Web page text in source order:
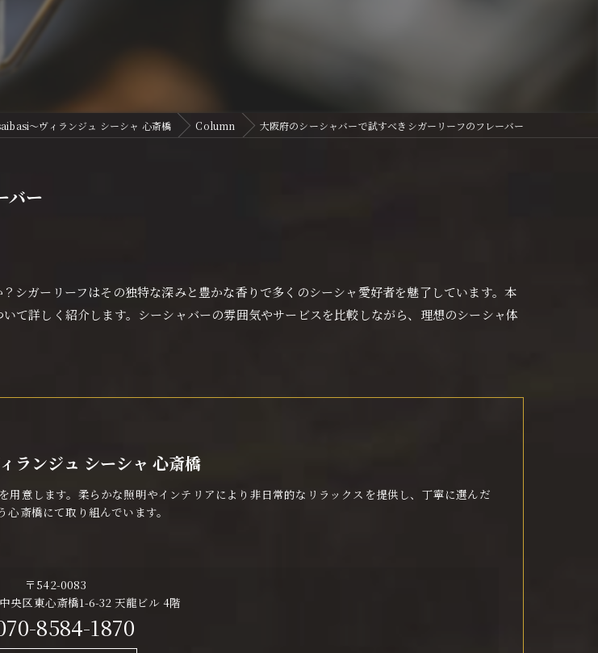
〜ヴィランジュ シーシャ 心斎橋 Column 大阪府のシーシャバーで試すべきシガーリーフのフレーバー
バー
シガーリーフはその独特な深みと豊かな香りで多くのシーシャ愛好者を魅了しています。本
て詳しく紹介します。シーシャバーの雰囲気やサービスを比較しながら、理想のシーシャ体
ランジュ シーシャ 心斎橋
用意します。柔らかな照明やインテリアにより非日常的なリラックスを提供し、丁寧に選んだ
斎橋にて取り組んでいます。
〒542-0083
央区東心斎橋1-6-32 天龍ビル 4階
8584-1870